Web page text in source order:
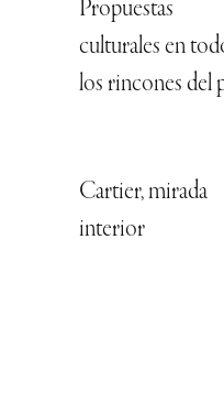
Propuestas
culturales en
los rincones del
Cartier, mirada
interior